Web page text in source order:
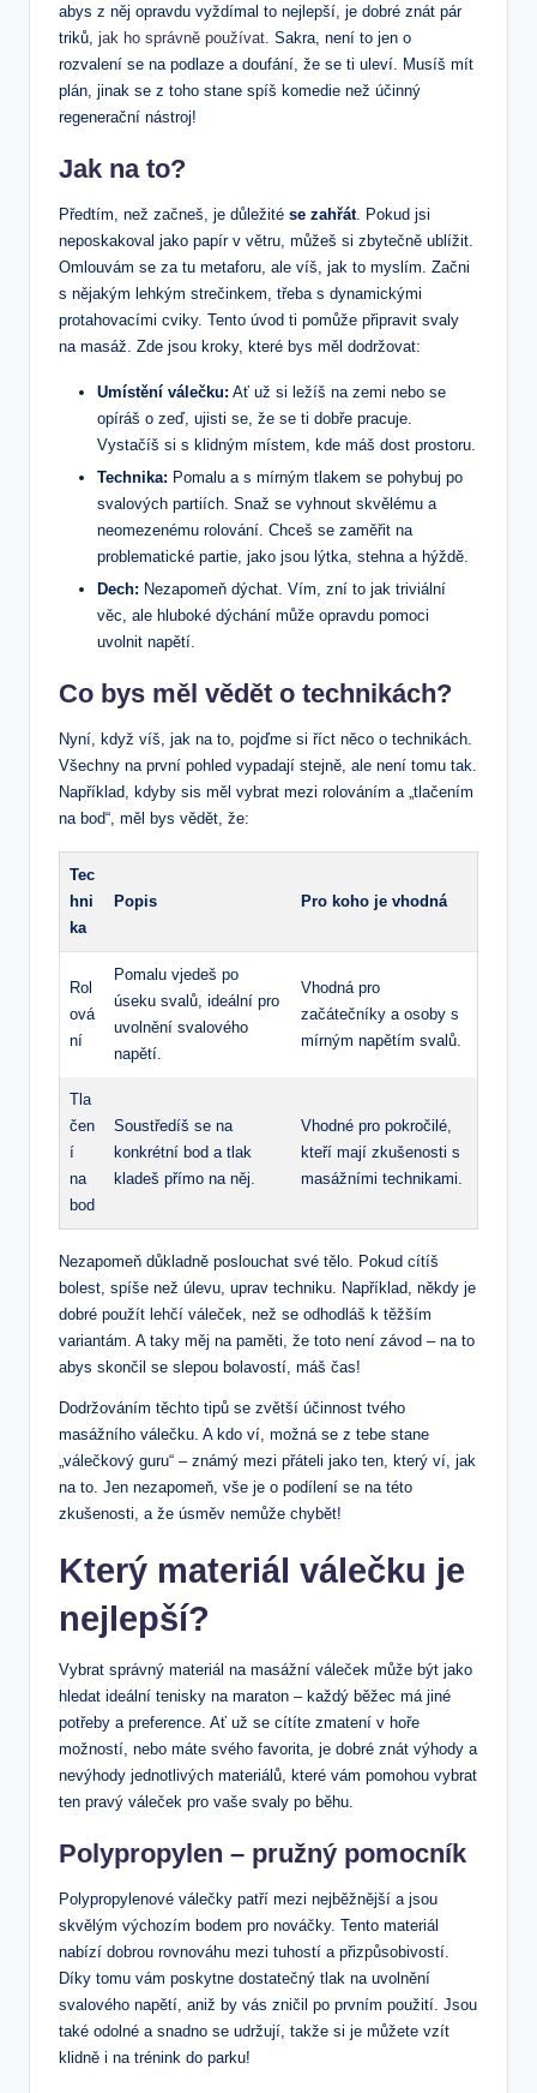
abys z něj opravdu vyždímal to nejlepší, je dobré znát pár
triků, jak ho správně používat. Sakra, není to jen o
rozvalení se na podlaze a doufání, že se ti uleví. Musíš mít
plán, jinak se z toho stane spíš komedie než účinný
regenerační nástroj!
Jak na to?
Předtím, než začneš, je důležité se zahřát. Pokud jsi
neposkakoval jako papír v větru, můžeš si zbytečně ublížit.
Omlouvám se za tu metaforu, ale víš, jak to myslím. Začni
s nějakým lehkým strečinkem, třeba s dynamickými
protahovacími cviky. Tento úvod ti pomůže připravit svaly
na masáž. Zde jsou kroky, které bys měl dodržovat:
Umístění válečku: Ať už si ležíš na zemi nebo se
opíráš o zeď, ujisti se, že se ti dobře pracuje.
Vystačíš si s klidným místem, kde máš dost prostoru.
Technika: Pomalu a s mírným tlakem se pohybuj po
svalových partiích. Snaž se vyhnout skvělému a
neomezenému rolování. Chceš se zaměřit na
problematické partie, jako jsou lýtka, stehna a hýždě.
Dech: Nezapomeň dýchat. Vím, zní to jak triviální
věc, ale hluboké dýchání může opravdu pomoci
uvolnit napětí.
Co bys měl vědět o technikách?
Nyní, když víš, jak na to, pojďme si říct něco o technikách.
Všechny na první pohled vypadají stejně, ale není tomu tak.
Například, kdyby sis měl vybrat mezi rolováním a „tlačením
na bod“, měl bys vědět, že:
Tec
hni
ka
Popis Pro koho je vhodná
Rol
ová
ní
Pomalu vjedeš po
úseku svalů, ideální pro
uvolnění svalového
napětí.
Vhodná pro
začátečníky a osoby s
mírným napětím svalů.
Tla
čen
í
na
bod
Soustředíš se na
konkrétní bod a tlak
kladeš přímo na něj.
Vhodné pro pokročilé,
kteří mají zkušenosti s
masážními technikami.
Nezapomeň důkladně poslouchat své tělo. Pokud cítíš
bolest, spíše než úlevu, uprav techniku. Například, někdy je
dobré použít lehčí váleček, než se odhodláš k těžším
variantám. A taky měj na paměti, že toto není závod – na to
abys skončil se slepou bolavostí, máš čas!
Dodržováním těchto tipů se zvětší účinnost tvého
masážního válečku. A kdo ví, možná se z tebe stane
„válečkový guru“ – známý mezi přáteli jako ten, který ví, jak
na to. Jen nezapomeň, vše je o podílení se na této
zkušenosti, a že úsměv nemůže chybět!
Který materiál válečku je
nejlepší?
Vybrat správný materiál na masážní váleček může být jako
hledat ideální tenisky na maraton – každý běžec má jiné
potřeby a preference. Ať už se cítíte zmatení v hoře
možností, nebo máte svého favorita, je dobré znát výhody a
nevýhody jednotlivých materiálů, které vám pomohou vybrat
ten pravý váleček pro vaše svaly po běhu.
Polypropylen – pružný pomocník
Polypropylenové válečky patří mezi nejběžnější a jsou
skvělým výchozím bodem pro nováčky. Tento materiál
nabízí dobrou rovnováhu mezi tuhostí a přizpůsobivostí.
Díky tomu vám poskytne dostatečný tlak na uvolnění
svalového napětí, aniž by vás zničil po prvním použití. Jsou
také odolné a snadno se udržují, takže si je můžete vzít
klidně i na trénink do parku!